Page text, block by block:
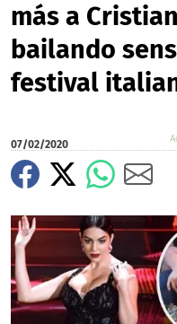
más a
bailando
festival
07/02/2020